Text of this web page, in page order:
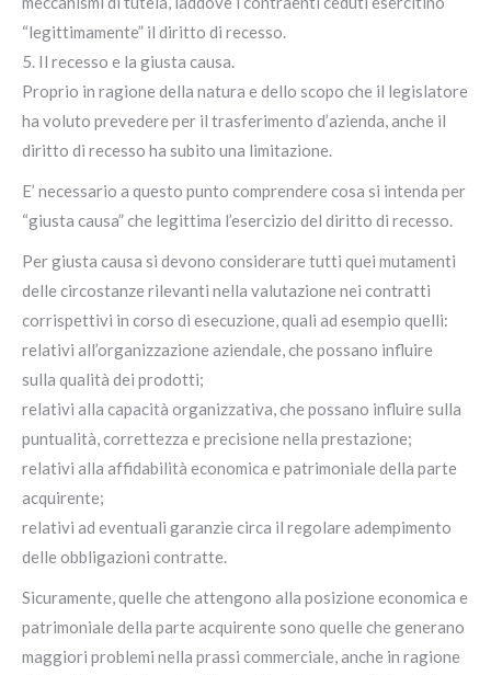
“legittimamente” il diritto di recesso.
5. Il recesso e la giusta causa.
Proprio in ragione della natura e dello scopo che il legislatore
ha voluto prevedere per il trasferimento d’azienda, anche il
diritto di recesso ha subito una limitazione.
E’ necessario a questo punto comprendere cosa si intenda per
“giusta causa” che legittima l’esercizio del diritto di recesso.
Per giusta causa si devono considerare tutti quei mutamenti
delle circostanze rilevanti nella valutazione nei contratti
corrispettivi in corso di esecuzione, quali ad esempio quelli:
relativi all’organizzazione aziendale, che possano influire
sulla qualità dei prodotti;
relativi alla capacità organizzativa, che possano influire sulla
puntualità, correttezza e precisione nella prestazione;
relativi alla affidabilità economica e patrimoniale della parte
acquirente;
relativi ad eventuali garanzie circa il regolare adempimento
delle obbligazioni contratte.
Sicuramente, quelle che attengono alla posizione economica e
patrimoniale della parte acquirente sono quelle che generano
maggiori problemi nella prassi commerciale, anche in ragione